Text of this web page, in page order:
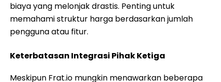
biaya yang melonjak drastis. Penting untuk
memahami struktur harga berdasarkan jumlah
pengguna atau fitur.
Keterbatasan Integrasi Pihak Ketiga
Meskipun Frat.io mungkin menawarkan beberapa